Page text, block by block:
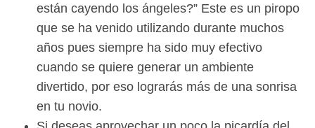
están cayendo los ángeles?” Este es un piropo
que se ha venido utilizando durante muchos
años pues siempre ha sido muy efectivo
cuando se quiere generar un ambiente
divertido, por eso lograrás más de una sonrisa
en tu novio.